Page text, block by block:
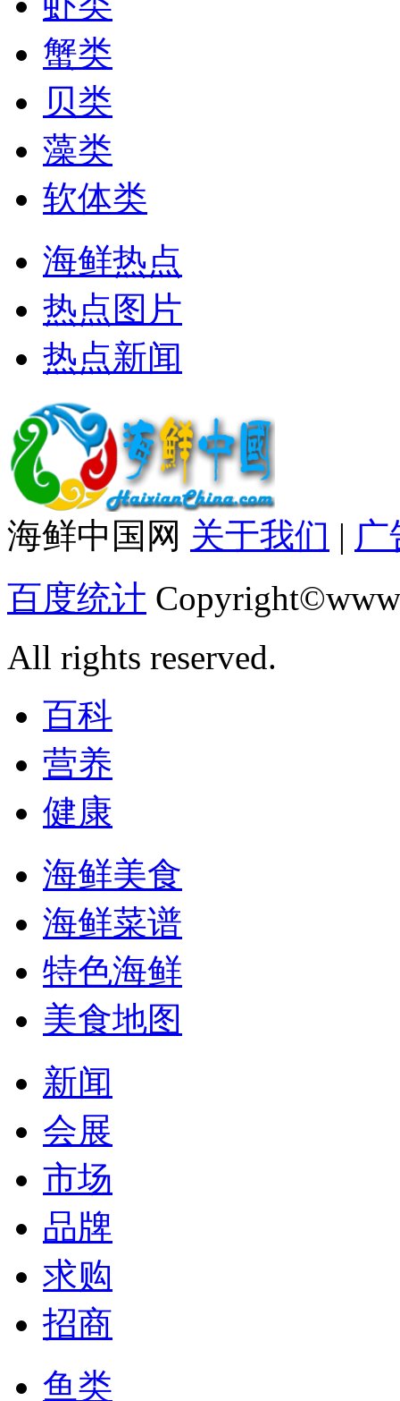
蟹类
贝类
藻类
软体类
海鲜热点
热点图片
热点新闻
海鲜中国网 关于我们 | 广
百度统计
All rights reserved.
百科
营养
健康
海鲜美食
海鲜菜谱
特色海鲜
美食地图
新闻
会展
市场
品牌
求购
招商
鱼类